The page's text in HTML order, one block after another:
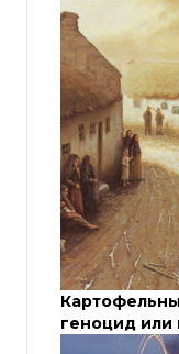
геноцид или